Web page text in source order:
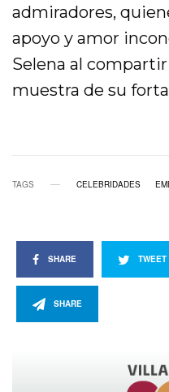
admiradores,
apoyo y amor
Selena al
muestra de su
TAGS CELEBRIDADES
SHARE TWEET
SHARE